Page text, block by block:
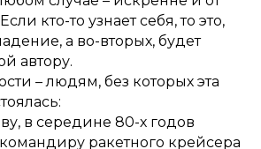
кто-то узнает себя, то это,
а во-вторых, будет
автору.
– людям, без которых эта
в середине 80-х годов
ракетного крейсера